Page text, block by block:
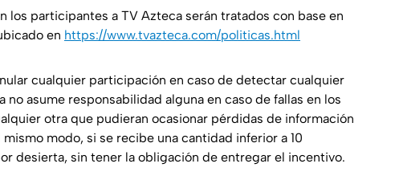
los participantes a TV Azteca serán tratados con base en
en https://www.tvazteca.com/politicas.html
cualquier participación en caso de detectar cualquier
asume responsabilidad alguna en caso de fallas en los
otra que pudieran ocasionar pérdidas de información
modo, si se recibe una cantidad inferior a 10
desierta, sin tener la obligación de entregar el incentivo.